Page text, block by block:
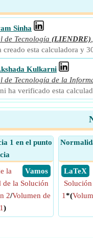
Sinha
de Tecnología (LIENDRE)
creado esta calculadora y
Kulkarni
de Tecnología de la
ha verificado esta
1 en el punto
​ Vamos
la
de la Solución
2/Volumen de
)
​ LaTeX
Solución
1*(